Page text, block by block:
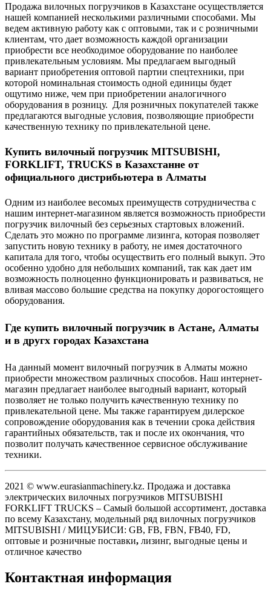
Продажа вилочных погрузчиков в Казахстане осуществляется
нашей компанией несколькими различными способами. Мы
ведем активную работу как с оптовыми, так и с розничными
клиентам, что дает возможность каждой организации
приобрести все необходимое оборудование по наиболее
привлекательным условиям. Мы предлагаем выгодный
вариант приобретения оптовой партии спецтехники, при
которой номинальная стоимость одной единицы будет
ощутимо ниже, чем при приобретении аналогичного
оборудования в розницу. Для розничных покупателей также
предлагаются выгодные условия, позволяющие приобрести
качественную технику по привлекательной цене.
Купить вилочный погрузчик MITSUBISHI,
FORKLIFT, TRUCKS в Казахстанне от
официального дистрибьютера в Алматы
Одним из наиболее весомых преимуществ сотрудничества с
нашим интернет-магазином является возможность приобрести
погрузчик вилочный без серьезных стартовых вложений.
Сделать это можно по программе лизинга, которая позволяет
запустить новую технику в работу, не имея достаточного
капитала для того, чтобы осуществить его полный выкуп. Это
особенно удобно для небольших компаний, так как дает им
возможность полноценно функционировать и развиваться, не
вливая массово большие средства на покупку дорогостоящего
оборудования.
Где купить вилочный погрузчик в Астане, Алматы
и в другх городах Казахстана
На данный момент вилочный погрузчик в Алматы можно
приобрести множеством различных способов. Наш интернет-
магазин предлагает наиболее выгодный вариант, который
позволяет не только получить качественную технику по
привлекательной цене. Мы также гарантируем дилерское
сопровождение оборудования как в течении срока действия
гарантийных обязательств, так и после их окончания, что
позволит получать качественное сервисное обслуживание
техники.
2021 © www.eurasianmachinery.kz. Продажа и доставка
электрических вилочных погрузчиков MITSUBISHI
FORKLIFT TRUCKS – Самый большой ассортимент, доставка
по всему Казахстану, модельный ряд вилочных погрузчиков
MITSUBISHI / МИЦУБИСИ: GB, FB, FBN, FB40, FD,
оптовые и розничные поставки, лизинг, выгодные цены и
отличное качество
Контактная информация